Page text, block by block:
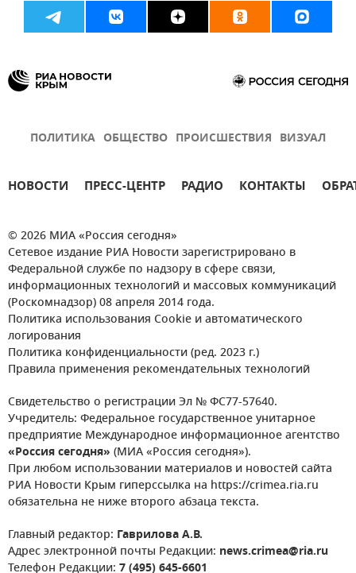
ПОЛИТИКА ОБЩЕСТВО ПРОИСШЕСТВИЯ ВИЗУАЛ
НОВОСТИ ПРЕСС-ЦЕНТР РАДИО КОНТАКТЫ
© 2026 МИА «Россия сегодня»
Сетевое издание РИА Новости зарегистрировано в
Федеральной службе по надзору в сфере связи,
информационных технологий и массовых коммуникаций
(Роскомнадзор) 08 апреля 2014 года.
Политика использования Cookie и автоматического
логирования
Политика конфиденциальности (ред. 2023 г.)
Правила применения рекомендательных технологий
Свидетельство о регистрации Эл № ФС77-57640.
Учредитель: Федеральное государственное унитарное
предприятие Международное информационное агентство
«Россия сегодня» (МИА «Россия сегодня»).
При любом использовании материалов и новостей сайта
РИА Новости Крым гиперссылка на https://crimea.ria.ru
обязательна не ниже второго абзаца текста.
Главный редактор: Гаврилова А.В.
Адрес электронной почты Редакции: news.crimea@ria.ru
Телефон Редакции: 7 (495) 645-6601